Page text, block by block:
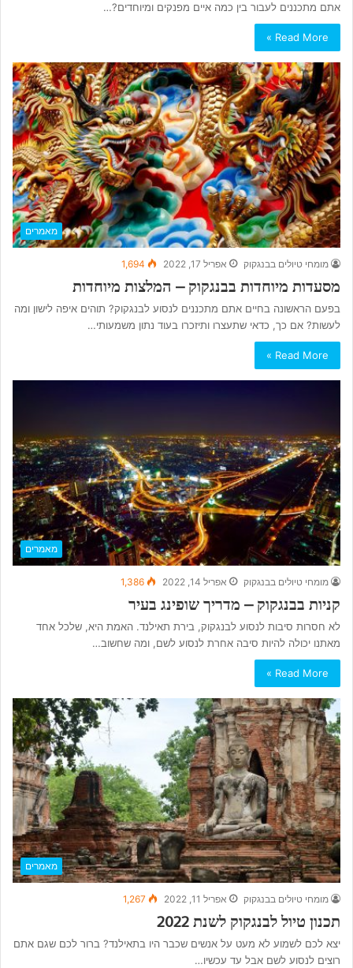
אתם מתכננים לעבור בין כמה איים מפנקים ומיוחדים?…
Read More »
מאמרים
מומחי טיולים בבנגקוק אפריל 17, 2022 1,694
מסעדות מיוחדות בבנגקוק – המלצות מיוחדות
בפעם הראשונה בחיים אתם מתכננים לנסוע לבנגקוק? תוהים איפה לישון ומה
לעשות? אם כך, כדאי שתעצרו ותיזכרו בעוד נתון משמעותי…
Read More »
מאמרים
מומחי טיולים בבנגקוק אפריל 14, 2022 1,386
קניות בבנגקוק – מדריך שופינג בעיר
לא חסרות סיבות לנסוע לבנגקוק, בירת תאילנד. האמת היא, שלכל אחד
מאתנו יכולה להיות סיבה אחרת לנסוע לשם, ומה שחשוב…
Read More »
מאמרים
מומחי טיולים בבנגקוק אפריל 11, 2022 1,267
תכנון טיול לבנגקוק לשנת 2022
יצא לכם לשמוע לא מעט על אנשים שכבר היו בתאילנד? ברור לכם שגם אתם
רוצים לנסוע לשם אבל עד עכשיו…